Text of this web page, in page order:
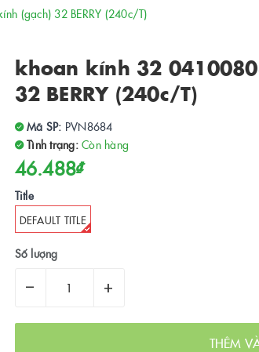
(gạch) 32 BERRY (240c/T)
khoan kính 32
32 BERRY (240c/T)
Mã SP: PVN8684
Tình trạng: Còn hàng
46.488₫
Title
DEFAULT TITLE
Số lượng
– +
THÊM